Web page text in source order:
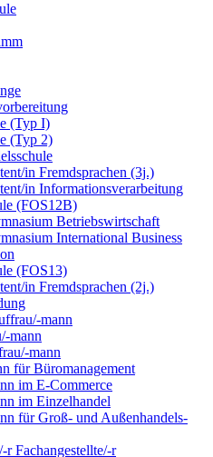
(Typ I)
(Typ 2)
in­ Fremdsprachen (3j.)
in Informationsverarbeitung
(FOS12B)
Betriebswirtschaft
International Business
(FOS13)
in Fremdsprachen (2j.)
mann
mann
mann
für Büromanagement
im E-Commerce
im Einzelhandel
für Groß- und Außen­handels­
r Fachangestellte/-r